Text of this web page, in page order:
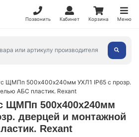
Позвонить Кабинет Корзина Меню
ЩМПп 500х400х240мм УХЛ1 IP65 с прозр.
АБС пластик. Rexant
ЩМПп 500х400х240мм
дверцей и монтажной
Rexant